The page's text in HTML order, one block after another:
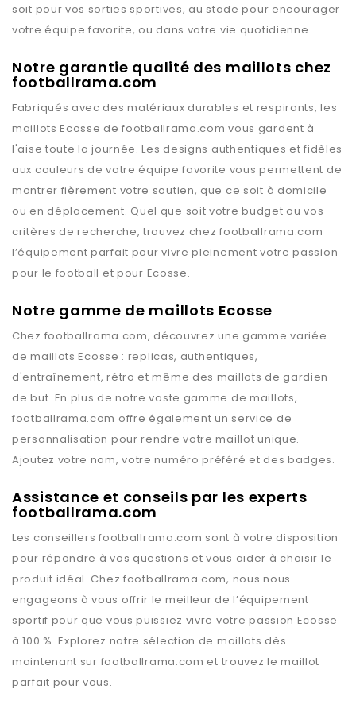
soit pour vos sorties sportives, au stade pour encourager
votre équipe favorite, ou dans votre vie quotidienne.
Notre garantie qualité des maillots chez
footballrama.com
Fabriqués avec des matériaux durables et respirants, les
maillotsEcosse defootballrama.com vous gardent à
l'aise toute la journée. Les designs authentiques et fidèles
aux couleurs de votre équipe favorite vous permettent de
montrer fièrement votre soutien, que ce soit à domicile
ou en déplacement. Quel que soit votre budget ou vos
critères de recherche, trouvez chezfootballrama.com
l’équipement parfait pour vivre pleinement votre passion
pour le football et pour Ecosse.
Notre gamme de maillots Ecosse
Chez footballrama.com, découvrez une gamme variée
de maillotsEcosse : replicas, authentiques,
d'entraînement, rétro et même des maillots de gardien
de but. En plus de notre vaste gamme de maillots,
footballrama.com offre également un service de
personnalisation pour rendre votre maillot unique.
Ajoutez votre nom, votre numéro préféré et des badges.
Assistance et conseils par les experts
footballrama.com
Les conseillersfootballrama.com sont à votre disposition
pour répondre à vos questions et vous aider à choisir le
produit idéal. Chez footballrama.com, nous nous
engageons à vous offrir le meilleur de l’équipement
sportif pour que vous puissiez vivre votre passion Ecosse
à 100 %. Explorez notre sélection de maillots dès
maintenant sur footballrama.com et trouvez le maillot
parfait pour vous.